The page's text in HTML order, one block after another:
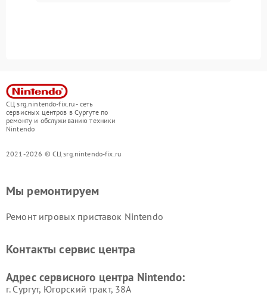
СЦ srg.nintendo-fix.ru - сеть
сервисных центров в Сургуте по
ремонту и обслуживанию техники
Nintendo
2021-2026 © СЦ srg.nintendo-fix.ru
Мы ремонтируем
Ремонт игровых приставок Nintendo
Контакты сервис центра
Адрес сервисного центра Nintendo:
г. Сургут, Югорский тракт, 38А